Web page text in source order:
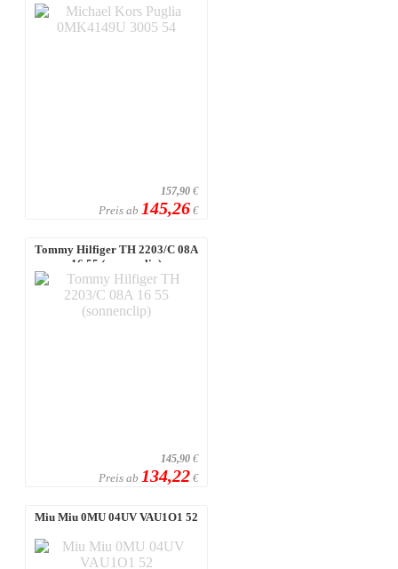
157,90 €
Preis ab 145,26 €
Tommy Hilfiger TH 2203/C 08A
16 55 (sonnenclip)
145,90 €
Preis ab 134,22 €
Miu Miu 0MU 04UV VAU1O1 52